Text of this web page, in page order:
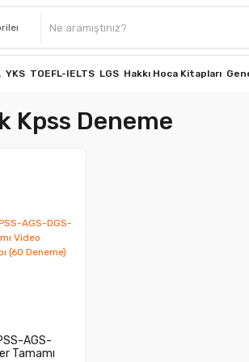
YKS TOEFL-IELTS LGS Hakkı Hoca Kitapları
Kpss Deneme
AGS-
Tamamı